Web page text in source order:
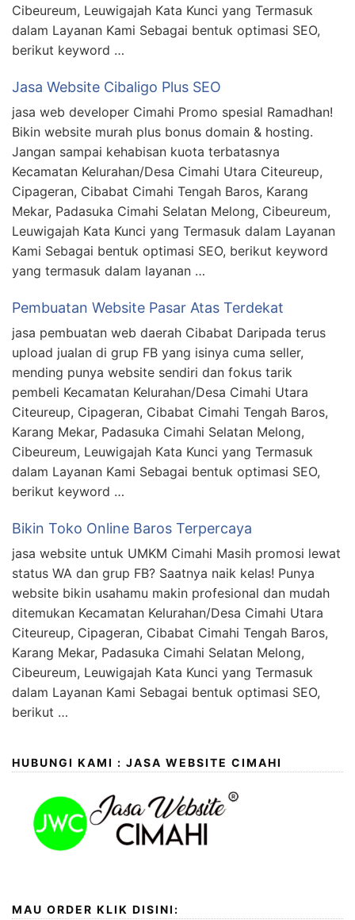
Cibeureum, Leuwigajah Kata Kunci yang Termasuk
dalam Layanan Kami Sebagai bentuk optimasi SEO,
berikut keyword …
Jasa Website Cibaligo Plus SEO
jasa web developer Cimahi Promo spesial Ramadhan!
Bikin website murah plus bonus domain & hosting.
Jangan sampai kehabisan kuota terbatasnya
Kecamatan Kelurahan/Desa Cimahi Utara Citeureup,
Cipageran, Cibabat Cimahi Tengah Baros, Karang
Mekar, Padasuka Cimahi Selatan Melong, Cibeureum,
Leuwigajah Kata Kunci yang Termasuk dalam Layanan
Kami Sebagai bentuk optimasi SEO, berikut keyword
yang termasuk dalam layanan …
Pembuatan Website Pasar Atas Terdekat
jasa pembuatan web daerah Cibabat Daripada terus
upload jualan di grup FB yang isinya cuma seller,
mending punya website sendiri dan fokus tarik
pembeli Kecamatan Kelurahan/Desa Cimahi Utara
Citeureup, Cipageran, Cibabat Cimahi Tengah Baros,
Karang Mekar, Padasuka Cimahi Selatan Melong,
Cibeureum, Leuwigajah Kata Kunci yang Termasuk
dalam Layanan Kami Sebagai bentuk optimasi SEO,
berikut keyword …
Bikin Toko Online Baros Terpercaya
jasa website untuk UMKM Cimahi Masih promosi lewat
status WA dan grup FB? Saatnya naik kelas! Punya
website bikin usahamu makin profesional dan mudah
ditemukan Kecamatan Kelurahan/Desa Cimahi Utara
Citeureup, Cipageran, Cibabat Cimahi Tengah Baros,
Karang Mekar, Padasuka Cimahi Selatan Melong,
Cibeureum, Leuwigajah Kata Kunci yang Termasuk
dalam Layanan Kami Sebagai bentuk optimasi SEO,
berikut …
HUBUNGI KAMI : JASA WEBSITE CIMAHI
MAU ORDER KLIK DISINI: